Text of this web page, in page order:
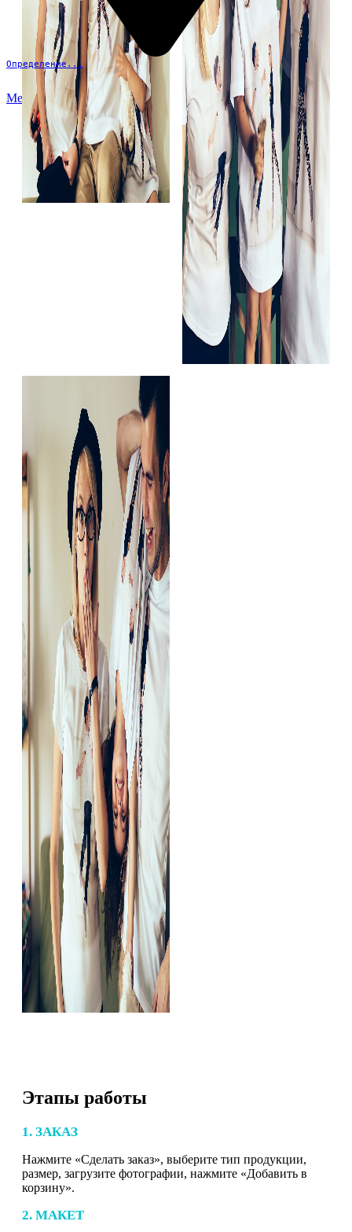
Определение...
Меню
Этапы работы
1. ЗАКАЗ
Нажмите «Сделать заказ», выберите тип продукции,
размер, загрузите фотографии, нажмите «Добавить в
корзину».
2. МАКЕТ